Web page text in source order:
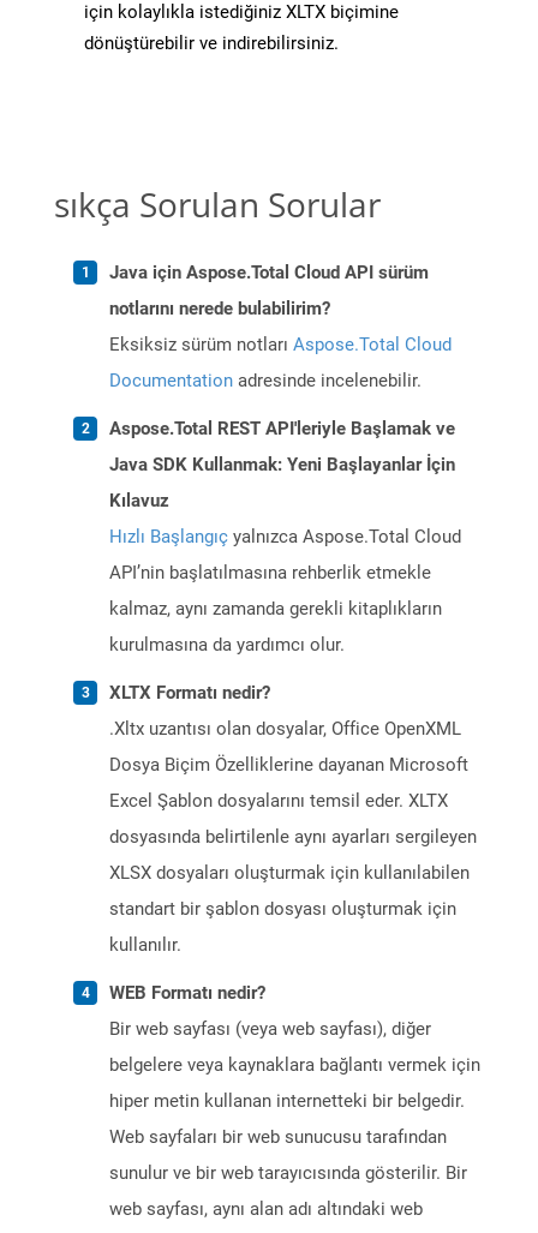
için kolaylıkla istediğiniz XLTX biçimine
dönüştürebilir ve indirebilirsiniz.
sıkça Sorulan Sorular
Java için Aspose.Total Cloud API sürüm
notlarını nerede bulabilirim?
Eksiksiz sürüm notları Aspose.Total Cloud
Documentation adresinde incelenebilir.
Aspose.Total REST API'leriyle Başlamak ve
Java SDK Kullanmak: Yeni Başlayanlar İçin
Kılavuz
Hızlı Başlangıç yalnızca Aspose.Total Cloud
API’nin başlatılmasına rehberlik etmekle
kalmaz, aynı zamanda gerekli kitaplıkların
kurulmasına da yardımcı olur.
XLTX Formatı nedir?
.Xltx uzantısı olan dosyalar, Office OpenXML
Dosya Biçim Özelliklerine dayanan Microsoft
Excel Şablon dosyalarını temsil eder. XLTX
dosyasında belirtilenle aynı ayarları sergileyen
XLSX dosyaları oluşturmak için kullanılabilen
standart bir şablon dosyası oluşturmak için
kullanılır.
WEB Formatı nedir?
Bir web sayfası (veya web sayfası), diğer
belgelere veya kaynaklara bağlantı vermek için
hiper metin kullanan internetteki bir belgedir.
Web sayfaları bir web sunucusu tarafından
sunulur ve bir web tarayıcısında gösterilir. Bir
web sayfası, aynı alan adı altındaki web